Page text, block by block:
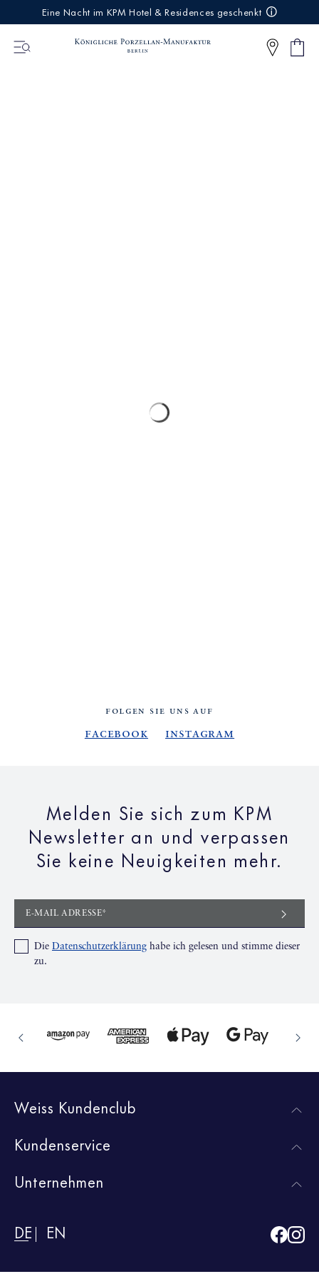
Eine Nacht im KPM Hotel & Residences geschenkt
0
FOLGEN SIE UNS AUF
Facebook Instagram
Melden Sie sich zum KPM
Newsletter an und verpassen
Sie keine Neuigkeiten mehr.
E-MAIL ADRESSE*
Die Datenschutzerklärung habe ich gelesen und stimme dieser
zu.
Weiss Kundenclub
Kundenservice
Unternehmen
DE EN